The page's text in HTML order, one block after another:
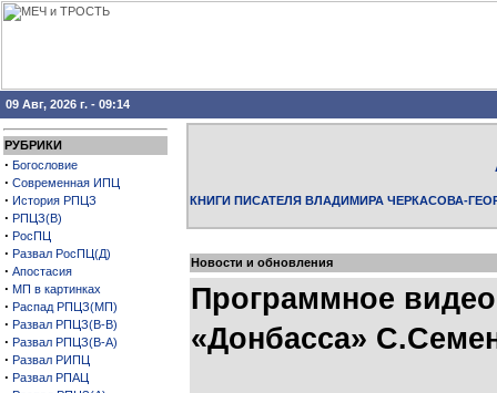
09 Авг, 2026 г. - 09:14
РУБРИКИ
· Богословие
· Современная ИПЦ
· История РПЦЗ
· РПЦЗ(В)
· РосПЦ
· Развал РосПЦ(Д)
· Апостасия
· МП в картинках
· Распад РПЦЗ(МП)
· Развал РПЦЗ(В-В)
· Развал РПЦЗ(В-А)
· Развал РИПЦ
· Развал РПАЦ
КНИГИ ПИСАТЕЛЯ ВЛАДИМИРА ЧЕРКАСОВА-
Новости и обновления
Программное
«Донбасса»